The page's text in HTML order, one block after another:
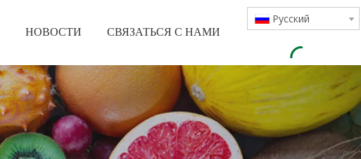
НОВОСТИ СВЯЗАТЬСЯ С НАМИ
Pусский